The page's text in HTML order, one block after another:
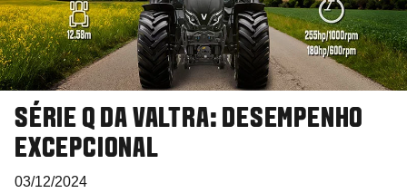
SÉRIE Q DA VALTRA: DESEMPENHO
EXCEPCIONAL
03/12/2024